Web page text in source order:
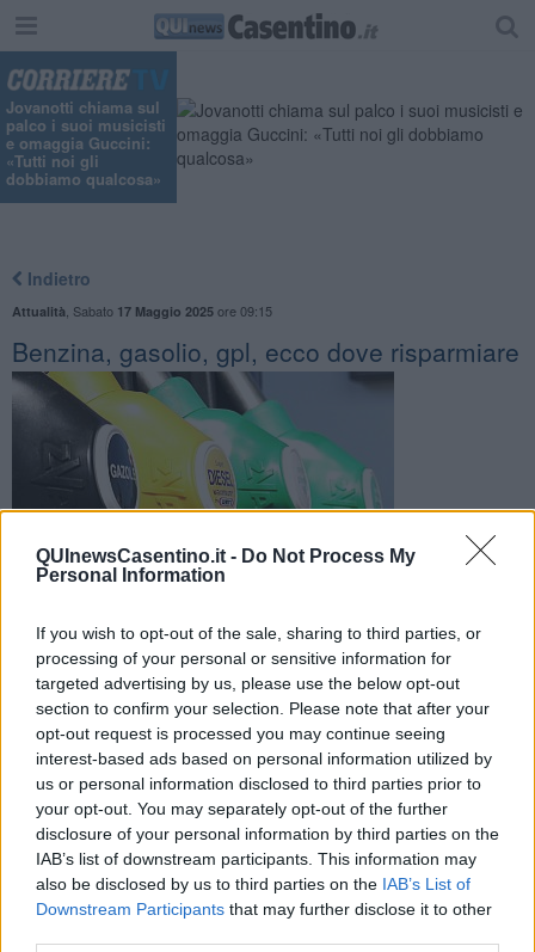
QUInewsCasentino.it - Do Not Process My
Personal Information
If you wish to opt-out of the sale, sharing to third parties, or
processing of your personal or sensitive information for
targeted advertising by us, please use the below opt-out
section to confirm your selection. Please note that after your
opt-out request is processed you may continue seeing
interest-based ads based on personal information utilized by
us or personal information disclosed to third parties prior to
your opt-out. You may separately opt-out of the further
disclosure of your personal information by third parties on the
IAB’s list of downstream participants. This information may
also be disclosed by us to third parties on the IAB’s List of
Downstream Participants that may further disclose it to other
Jovanotti chiama sul
palco i suoi musicisti
e omaggia Guccini:
«Tutti noi gli
dobbiamo qualcosa»
Indietro
Attualità Sabato 17 Maggio 2025ore 09:15
Benzina, gasolio, gpl, ecco dove risparmiare
Ecco l'elenco dei prezzi del carburante in provincia di Arezzo.
Comune per comune gli impianti più economici dove fare
rifornimento.
PROVINCIA DI AREZZO —Questi i prezzi dei carburanti rilevati al
giorno 17 maggio 2025dalMinistero dello sviluppo
economico